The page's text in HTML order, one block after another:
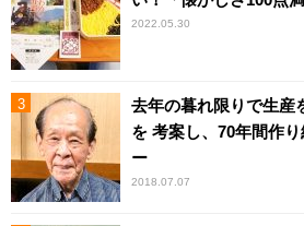
2022.05.30
去年の暮れ限りで生産
を 考案し、70年間作
ー
2018.07.07